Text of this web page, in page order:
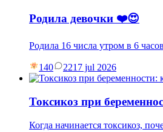
Родила девочки ❤️😍
Родила 16 числа утром в 6
140 2217 jul 2026
Токсикоз при
Когда начинается токсикоз,